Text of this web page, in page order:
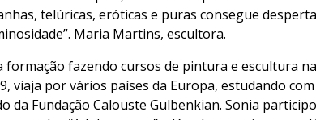
telúricas, eróticas e puras consegue
Maria Martins, escultora.
fazendo cursos de pintura e escultura
viaja por vários países da Europa, estudando
da Fundação Calouste Gulbenkian. Sonia